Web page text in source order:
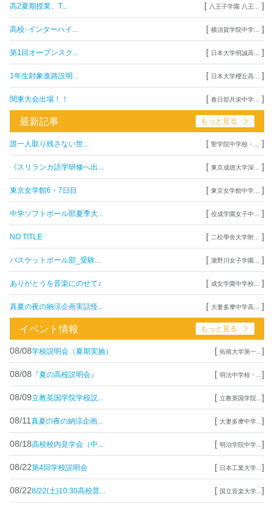
高2夏期授業、T... [ 八王子学園 八王... ]
高校･インターハイ... [ 横須賀学院中学... ]
第1回オープンスク... [ 日本大学明誠高... ]
1年生対象進路説明... [ 日本大学櫻丘高... ]
関東大会出場！！ [ 春日部共栄中学... ]
最新記事 もっと見る
誰一人取り残さない世... [ 聖学院中学校・... ]
《スリランカ語学研修へ出... [ 東京成徳大学深... ]
東京女学館6・7日目 [ 東京女学館中学... ]
中学ソフトボール部夏季大... [ 佼成学園女子中... ]
NO TITLE [ 二松學舍大学附... ]
バスケットボール部_受験... [ 瀧野川女子学園... ]
ありがとうを音楽にのせて♪ [ 成女学園中学校... ]
真夏の夜の納涼企画実話怪... [ 大妻多摩中学高... ]
イベント情報 もっと見る
08/08学校説明会（夏期実施） [ 拓殖大学第一... ]
08/08 『夏の高校説明会』 [ 明法中学校・... ]
08/09立教英国学院学校説... [ 立教英国学院... ]
08/11 真夏の夜の納涼企画... [ 大妻多摩中学... ]
08/18高校校内見学会（中... [ 明治学院中学... ]
08/22第4回学校説明会 [ 日本工業大学... ]
08/228/22(土)10:30高校普... [ 国立音楽大学... ]